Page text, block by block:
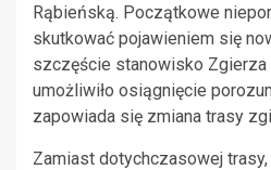
Rąbieńską. Początkowe
skutkować pojawieniem się
szczęście stanowisko Zgierza
umożliwiło osiągnięcie
zapowiada się zmiana trasy
Zamiast dotychczasowej